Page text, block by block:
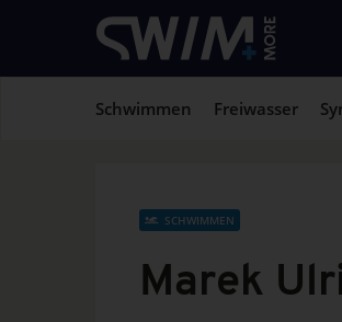
Schwimmen Freiwasser
SCHWIMMEN
Marek